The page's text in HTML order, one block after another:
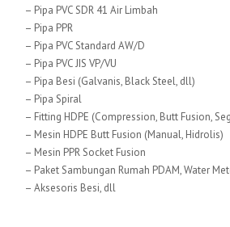
– Pipa PVC SDR 41 Air Limbah
– Pipa PPR
– Pipa PVC Standard AW/D
– Pipa PVC JIS VP/VU
– Pipa Besi (Galvanis, Black Steel, dll)
– Pipa Spiral
– Fitting HDPE (Compression, Butt Fusion,
– Mesin HDPE Butt Fusion (Manual, Hidrolis)
– Mesin PPR Socket Fusion
– Paket Sambungan Rumah PDAM, Water
– Aksesoris Besi, dll